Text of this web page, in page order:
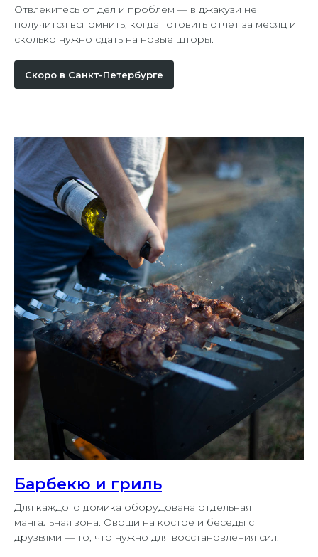
Отвлекитесь от дел и проблем — в джакузи не
получится вспомнить, когда готовить отчет за месяц и
сколько нужно сдать на новые шторы.
Скоро в Санкт-Петербурге
Барбекю и гриль
Для каждого домика оборудована отдельная
мангальная зона. Овощи на костре и беседы с
друзьями — то, что нужно для восстановления сил.